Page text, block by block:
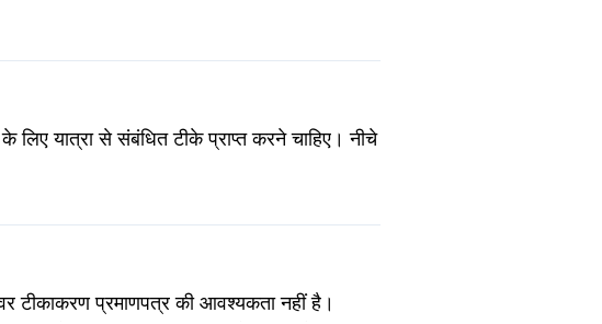
यात्रा से संबंधित टीके प्राप्त करने चाहिए। नीचे
टीकाकरण प्रमाणपत्र की आवश्यकता नहीं है।